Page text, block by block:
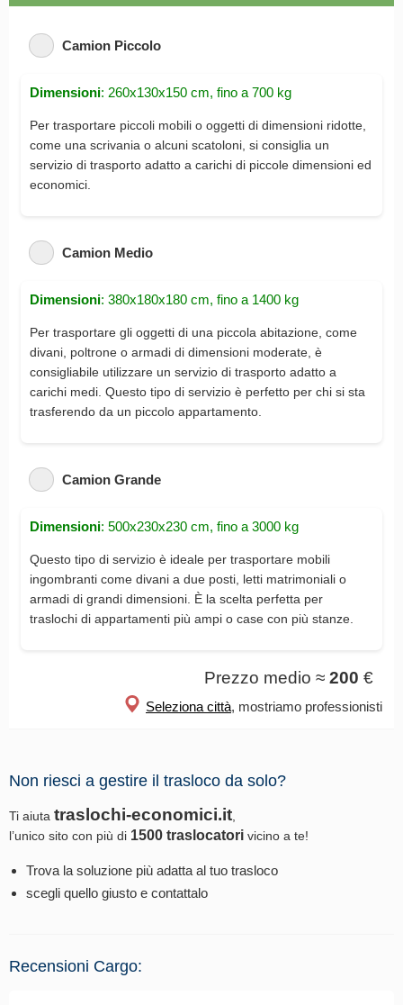
Camion Piccolo
Dimensioni: 260x130x150 cm, fino a 700 kg
Per trasportare piccoli mobili o oggetti di dimensioni ridotte,
come una scrivania o alcuni scatoloni, si consiglia un
servizio di trasporto adatto a carichi di piccole dimensioni ed
economici.
Camion Medio
Dimensioni: 380x180x180 cm, fino a 1400 kg
Per trasportare gli oggetti di una piccola abitazione, come
divani, poltrone o armadi di dimensioni moderate, è
consigliabile utilizzare un servizio di trasporto adatto a
carichi medi. Questo tipo di servizio è perfetto per chi si sta
trasferendo da un piccolo appartamento.
Camion Grande
Dimensioni: 500x230x230 cm, fino a 3000 kg
Questo tipo di servizio è ideale per trasportare mobili
ingombranti come divani a due posti, letti matrimoniali o
armadi di grandi dimensioni. È la scelta perfetta per
traslochi di appartamenti più ampi o case con più stanze.
Prezzo medio ≈ 200 €
Seleziona città, mostriamo professionisti
Non riesci a gestire il trasloco da solo?
Ti aiuta traslochi-economici.it
l’unico sito con più di 1500 traslocatori vicino a te!
Trova la soluzione più adatta al tuo trasloco
scegli quello giusto e contattalo
Recensioni Cargo: